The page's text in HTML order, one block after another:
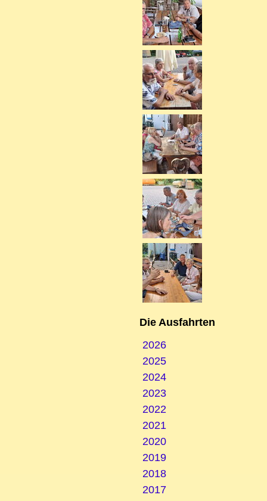
Die Ausfahrten
2026
2025
2024
2023
2022
2021
2020
2019
2018
2017